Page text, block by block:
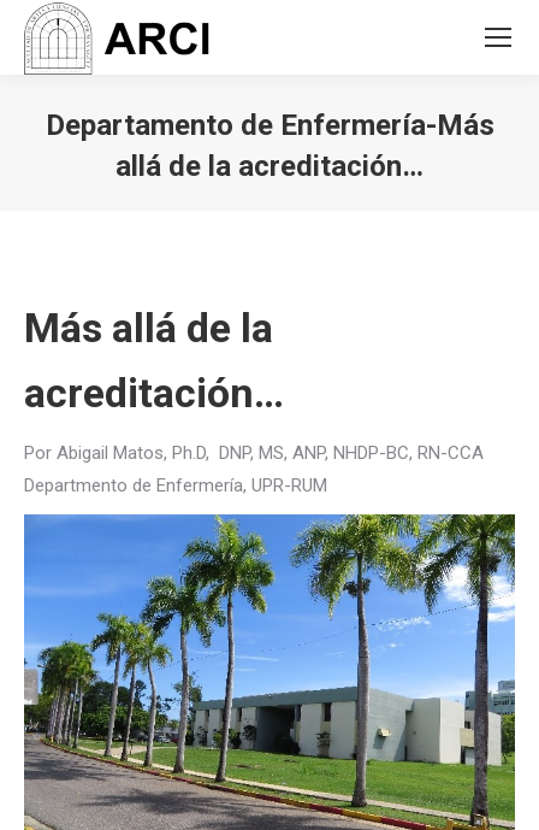
Departamento de Enfermería-Más
allá de la acreditación…
Más allá de la
acreditación…
Por Abigail Matos, Ph.D, DNP, MS, ANP, NHDP-BC, RN-CCA
Departmento de Enfermería, UPR-RUM